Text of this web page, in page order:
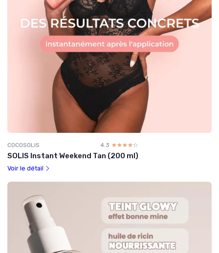
COCOSOLIS 4.3 ☆☆☆☆☆
★★★★★
SOLIS Instant Weekend Tan (200 ml)
Voir le détail